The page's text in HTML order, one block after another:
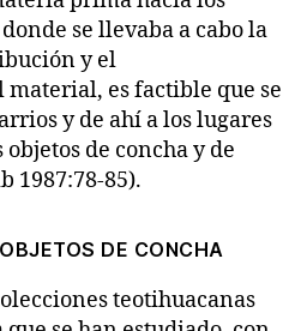
se llevaba a cabo la
y el
es factible que se
y de ahí a los lugares
de concha y de
1987:78-85).
DE CONCHA
teotihuacanas